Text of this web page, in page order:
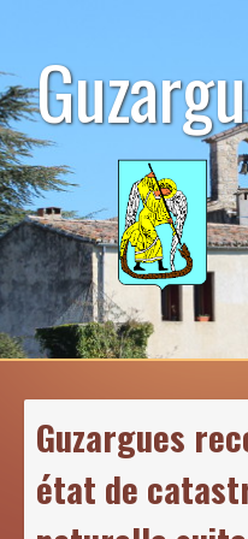
contenu
Guzargues
état de